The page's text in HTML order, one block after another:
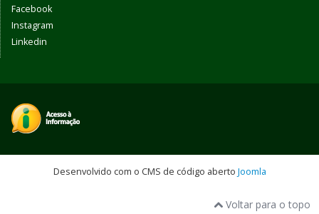
Facebook
Instagram
Linkedin
Desenvolvido com o CMS de código aberto Joomla
Voltar para o topo